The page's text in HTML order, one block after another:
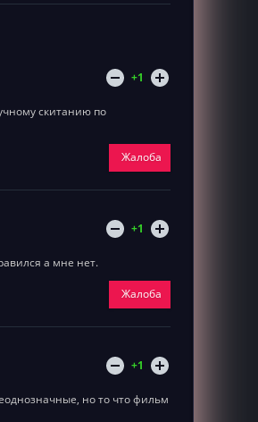
+1
скитанию по
Жалоба
+1
а мне нет.
Жалоба
+1
но то что фильм